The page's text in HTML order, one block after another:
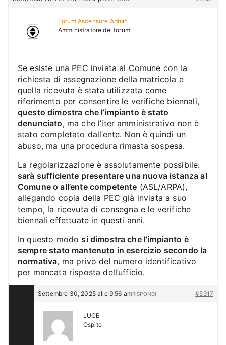
Forum Ascensore Admin
Amministratore del forum
Se esiste una PEC inviata al Comune con la
richiesta di assegnazione della matricola e
quella ricevuta è stata utilizzata come
riferimento per consentire le verifiche biennali,
questo dimostra che l’impianto è stato
denunciato, ma che l’iter amministrativo non è
stato completato dall’ente. Non è quindi un
abuso, ma una procedura rimasta sospesa.
La regolarizzazione è assolutamente possibile:
sarà sufficiente presentare una nuova istanza al
Comune o all’ente competente (ASL/ARPA),
allegando copia della PEC già inviata a suo
tempo, la ricevuta di consegna e le verifiche
biennali effettuate in questi anni.
In questo modosi dimostra che l’impianto è
sempre stato mantenuto in esercizio secondo la
normativa, ma privo del numero identificativo
per mancata risposta dell’ufficio.
Settembre 30, 2025 alle 9:56 am #5917
RISPONDI
LUCE
Ospite